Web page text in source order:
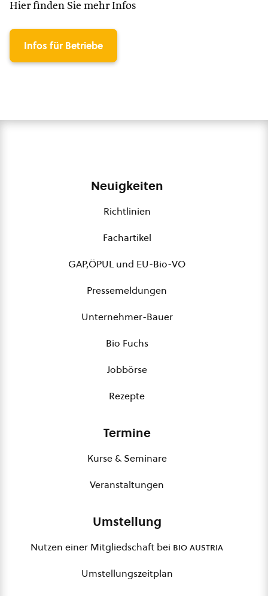
Hier finden Sie mehr Infos
Infos für Betriebe
Neuigkeiten
Richtlinien
Fachartikel
GAP,ÖPUL und EU-Bio-VO
Pressemeldungen
Unternehmer-Bauer
Bio Fuchs
Jobbörse
Rezepte
Termine
Kurse & Seminare
Veranstaltungen
Umstellung
Nutzen einer Mitgliedschaft bei bio austria
Umstellungszeitplan